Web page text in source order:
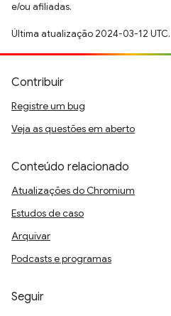
e/ou afiliadas.
Última atualização 2024-03-12 UTC.
Contribuir
Registre um bug
Veja as questões em aberto
Conteúdo relacionado
Atualizações do Chromium
Estudos de caso
Arquivar
Podcasts e programas
Seguir